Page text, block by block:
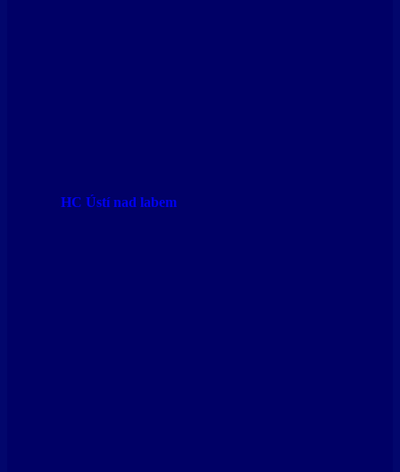
HC Ústí nad labem